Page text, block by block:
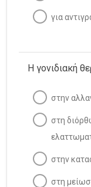
ΒΙΟΛΟΓΙΑ Γ’
-
Λατινικά
Μαθηματικά
Νεοελληνική
για
Η γονιδιακή
στην
στη
στην
στη